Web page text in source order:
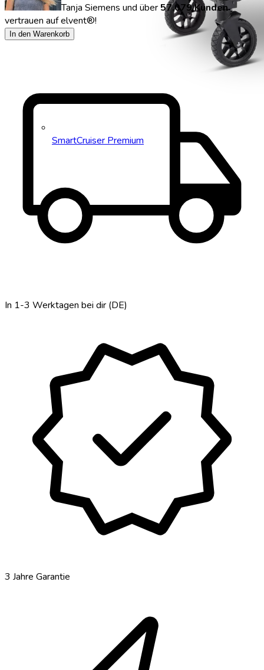
SmartCruiser Premium
Tanja Siemens und über 57.079 Kunden
vertrauen auf elvent®!
In den Warenkorb
local_shipping
In 1-3 Werktagen bei dir (DE)
verified
3 Jahre Garantie